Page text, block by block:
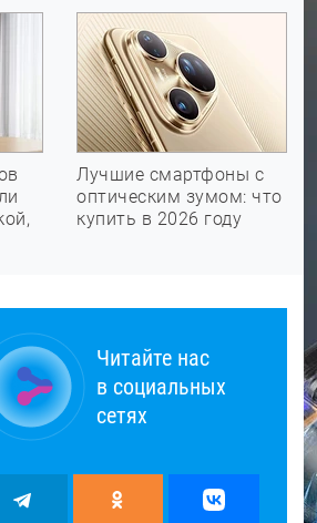
Лучшие смартфоны с
оптическим зумом: что
купить в 2026 году
Читайте нас
в социальных
сетях